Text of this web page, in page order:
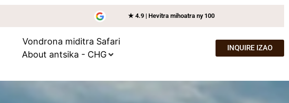
★ 4.9 | Hevitra mihoatra ny 100
Vondrona miditra Safari
About antsika - CHG
INQUIRE IZAO